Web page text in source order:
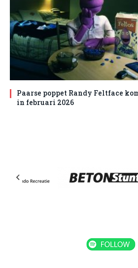
Paarse poppet Randy Feltface
in februari 2026